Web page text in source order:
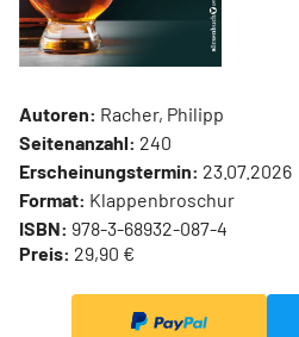
Autoren: Racher, Philipp
Seitenanzahl: 240
Erscheinungstermin: 23.07.2026
Format: Klappenbroschur
ISBN: 978-3-68932-087-4
Preis: 29,90 €